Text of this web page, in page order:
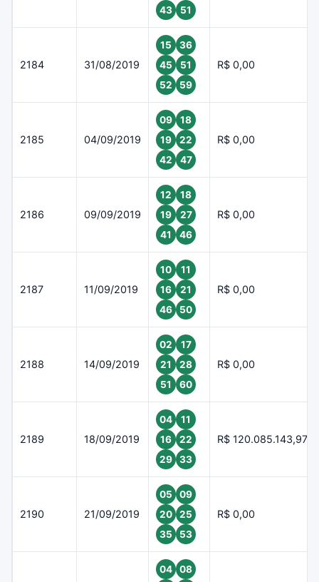
43
51
2184 31/08/2019
15
36
45
51
52
59
R$ 0,00
2185 04/09/2019
09
18
19
22
42
47
R$ 0,00
2186 09/09/2019
12
18
19
27
41
46
R$ 0,00
2187 11/09/2019
10
11
16
21
46
50
R$ 0,00
2188 14/09/2019
02
17
21
28
51
60
R$ 0,00
2189 18/09/2019
04
11
16
22
29
33
R$ 120.085.143,97
2190 21/09/2019
05
09
20
25
35
53
R$ 0,00
04
08